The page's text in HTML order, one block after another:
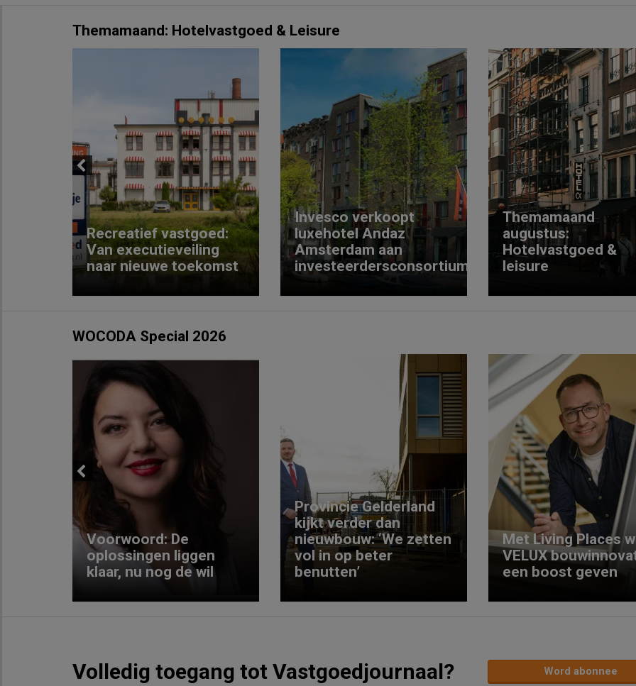
Themamaand: Hotelvastgoed & Leisure
Previous
Recreatief vastgoed:
Van executieveiling
naar nieuwe toekomst
Invesco verkoopt
luxehotel Andaz
Amsterdam aan
investeerdersconsortium
Themamaand
augustus:
Hotelvastgoed &
leisure
WOCODA Special 2026
Previous
Voorwoord: De
oplossingen liggen
klaar, nu nog de wil
Provincie Gelderland
kijkt verder dan
nieuwbouw: ‘We zetten
vol in op beter
benutten’
Met Living Places
VELUX
een boost geven
Volledig toegang tot Vastgoedjournaal? Word abonnee